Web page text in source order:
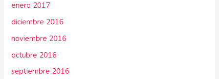
enero 2017
diciembre 2016
noviembre 2016
octubre 2016
septiembre 2016